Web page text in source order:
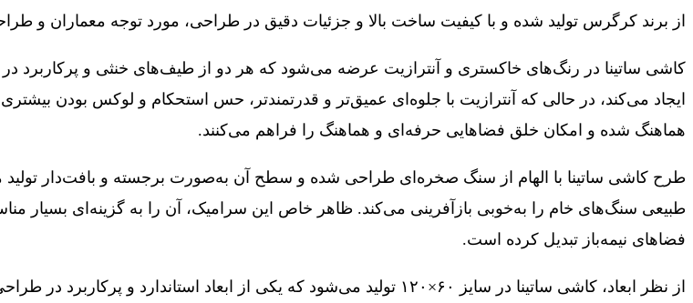
از برند کرگرس تولید شده و با کیفیت ساخت بالا و جزئیات دقیق در طراحی، مورد توجه معماران و
کاشی ساتینا در رنگ‌های خاکستری و آنترازیت عرضه می‌شود که هر دو از طیف‌های خنثی و
ایجاد می‌کند، در حالی که آنترازیت با جلوه‌ای عمیق‌تر و قدرتمندتر، حس استحکام و لوکس بودن
هماهنگ شده و امکان خلق فضاهایی حرفه‌ای و هماهنگ را فراهم می‌کنند.
طرح کاشی ساتینا با الهام از سنگ صخره‌ای طراحی شده و سطح آن به‌صورت برجسته و بافت‌دار
طبیعی سنگ‌های خام را به‌خوبی بازآفرینی می‌کند. ظاهر خاص این سرامیک، آن را به گزینه‌ای بسیار
فضاهای نیمه‌باز تبدیل کرده است.
از نظر ابعاد، کاشی ساتینا در سایز ۶۰×۱۲۰ تولید می‌شود که یکی از ابعاد